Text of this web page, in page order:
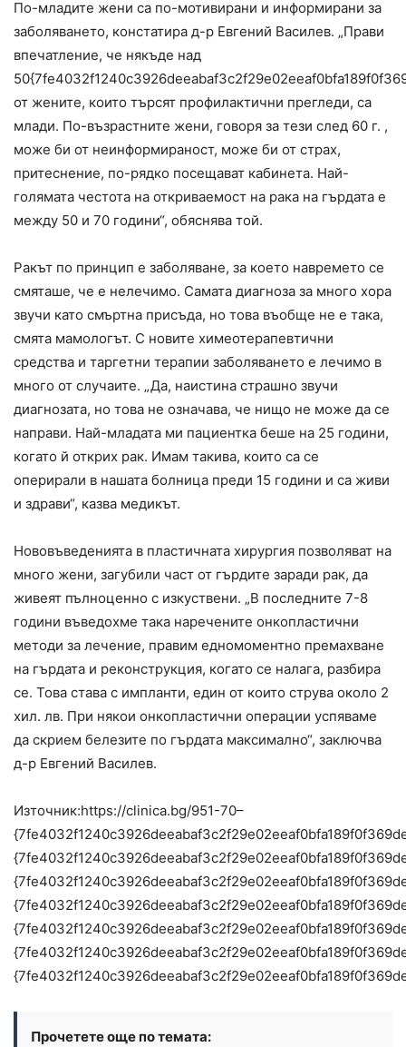
По-младите жени са по-мотивирани и информирани за
заболяването, констатира д-р Евгений Василев. „Прави
впечатление, че някъде над
от жените, които търсят профилактични прегледи, са
млади. По-възрастните жени, говоря за тези след 60 г. ,
може би от неинформираност, може би от страх,
притеснение, по-рядко посещават кабинета. Най-
голямата честота на откриваемост на рака на гърдата е
между 50 и 70 години“, обяснява той.
Ракът по принцип е заболяване, за което навремето се
смяташе, че е нелечимо. Самата диагноза за много хора
звучи като смъртна присъда, но това въобще не е така,
смята мамологът. С новите химеотерапевтични
средства и таргетни терапии заболяването е лечимо в
много от случаите. „Да, наистина страшно звучи
диагнозата, но това не означава, че нищо не може да се
направи. Най-младата ми пациентка беше на 25 години,
когато й открих рак. Имам такива, които са се
оперирали в нашата болница преди 15 години и са живи
и здрави“, казва медикът.
Нововъведенията в пластичната хирургия позволяват на
много жени, загубили част от гърдите заради рак, да
живеят пълноценно с изкуствени. „В последните 7-8
години въведохме така наречените онкопластични
методи за лечение, правим едномоментно премахване
на гърдата и реконструкция, когато се налага, разбира
се. Това става с импланти, един от които струва около 2
хил. лв. При някои онкопластични операции успяваме
да скрием белезите по гърдата максимално“, заключва
д-р Евгений Василев.
Източник:https://clinica.bg/951-70–
Прочетете още по темата: